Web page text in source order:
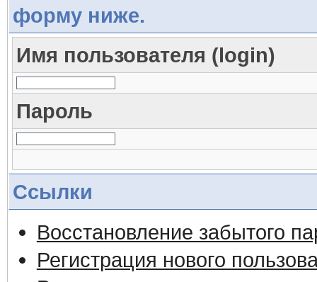
форму ниже.
Имя пользователя (login)
Пароль
Ссылки
Восстановление забытого
Регистрация нового